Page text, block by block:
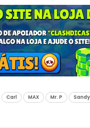
Carl MAX Mr. P Sandy